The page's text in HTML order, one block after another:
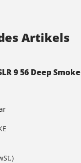
Artikels
9 56 Deep Smoke